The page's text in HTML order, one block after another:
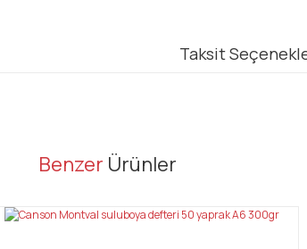
Taksit
gördüğünüz noktaları öneri formunu kullanarak
Benzer Ürünler